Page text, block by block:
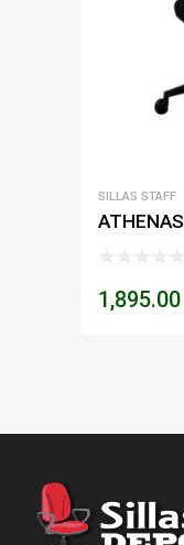
SILLAS STAFF
ATHENAS
1,895.00